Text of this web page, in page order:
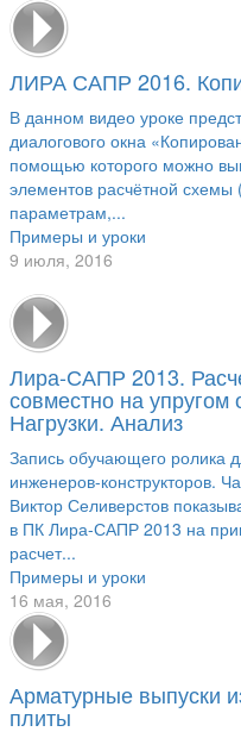
ЛИРА САПР 2016.
В данном видео уроке
диалогового окна
помощью которого можно
элементов расчётной схемы
параметрам,...
Примеры и уроки
9 июля, 2016
Лира-САПР 2013.
совместно на упругом
Нагрузки. Анализ
Запись обучающего ролика
инженеров-конструкторов.
Виктор Селиверстов
в ПК Лира-САПР 2013 на
расчет...
Примеры и уроки
16 мая, 2016
Арматурные выпуски
плиты